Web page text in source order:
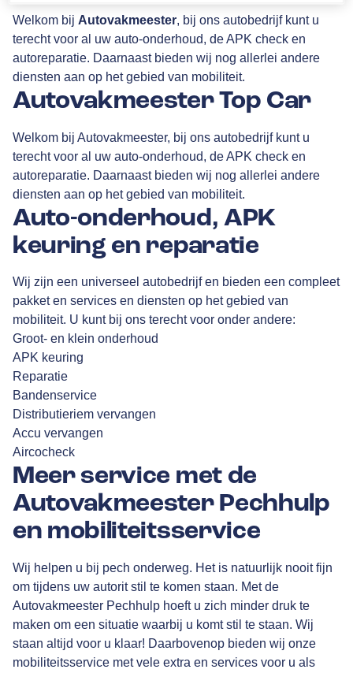
Welkom bij Autovakmeester, bij ons autobedrijf kunt u
terecht voor al uw auto-onderhoud, de APK check en
autoreparatie. Daarnaast bieden wij nog allerlei andere
diensten aan op het gebied van mobiliteit.
Autovakmeester Top Car
Welkom bij Autovakmeester, bij ons autobedrijf kunt u
terecht voor al uw auto-onderhoud, de APK check en
autoreparatie. Daarnaast bieden wij nog allerlei andere
diensten aan op het gebied van mobiliteit.
Auto-onderhoud, APK
keuring en reparatie
Wij zijn een universeel autobedrijf en bieden een compleet
pakket en services en diensten op het gebied van
mobiliteit. U kunt bij ons terecht voor onder andere:
Groot- en klein onderhoud
APK keuring
Reparatie
Bandenservice
Distributieriem vervangen
Accu vervangen
Aircocheck
Meer service met de
Autovakmeester Pechhulp
en mobiliteitsservice
Wij helpen u bij pech onderweg. Het is natuurlijk nooit fijn
om tijdens uw autorit stil te komen staan. Met de
Autovakmeester Pechhulp hoeft u zich minder druk te
maken om een situatie waarbij u komt stil te staan. Wij
staan altijd voor u klaar! Daarbovenop bieden wij onze
mobiliteitsservice met vele extra en services voor u als